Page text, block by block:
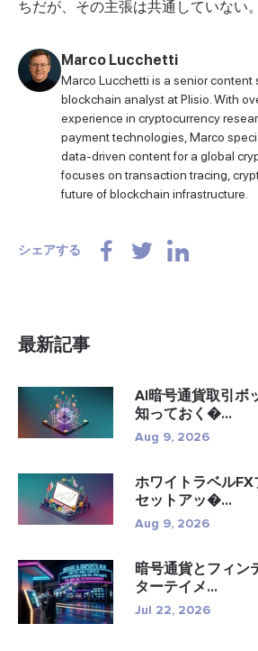
ちだが、その主張は共通していない。
Marco Lucchetti
Marco Lucchetti is a senior content
blockchain analyst at Plisio. With
experience in cryptocurrency
payment technologies, Marco
data-driven content for a global
focuses on transaction tracing,
future of blockchain infrastructure.
シェアする
最新記事
AI暗号通貨取引ボ
知っておく�...
Aug 9, 2026
ホワイトラベルFX
セットアッ�...
Aug 9, 2026
暗号通貨とフィン
ターテイメ...
Jul 22, 2026